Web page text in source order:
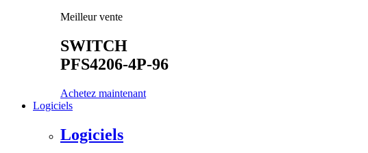
Meilleur vente
SWITCH
PFS4206-4P-96
Achetez maintenant
Logiciels
Logiciels